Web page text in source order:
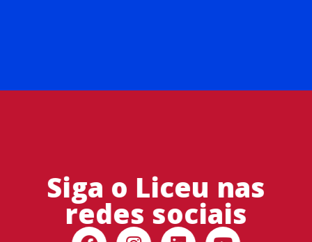
Siga o Liceu nas
redes sociais